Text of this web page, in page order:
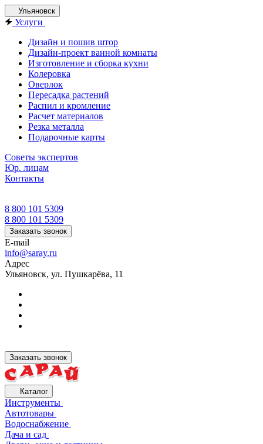
Ульяновск
Услуги
Дизайн и пошив штор
Дизайн-проект ванной комнаты
Изготовление и сборка кухни
Колеровка
Оверлок
Пересадка растений
Распил и кромление
Расчет материалов
Резка металла
Подарочные карты
Советы экспертов
Юр. лицам
Контакты
8 800 101 5309
8 800 101 5309
Заказать звонок
E-mail
info@saray.ru
Адрес
Ульяновск, ул. Пушкарёва, 11
Заказать звонок
Каталог
Инструменты
Автотовары
Водоснабжение
Дача и сад